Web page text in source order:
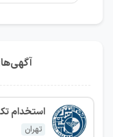
استخدام
تهران